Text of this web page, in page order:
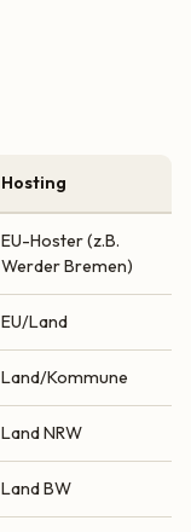
Hosting
EU-Hoster (z.B.
Werder Bremen)
EU/Land
Land/Kommune
Land NRW
Land BW